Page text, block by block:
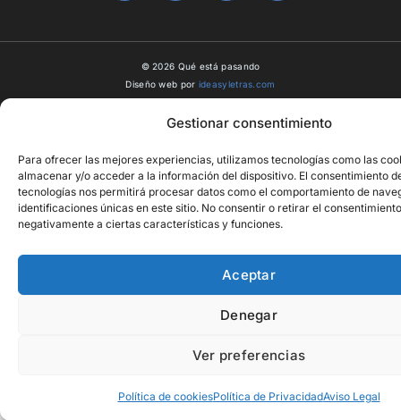
Gestionar consentimiento
Para ofrecer las mejores experiencias, utilizamos tecnologías como las
almacenar y/o acceder a la información del dispositivo. El consentimiento
tecnologías nos permitirá procesar datos como el comportamiento de
identificaciones únicas en este sitio. No consentir o retirar el
negativamente a ciertas características y funciones.
Aceptar
Denegar
Ver preferencias
Política de cookiesPolítica de PrivacidadAviso Legal
© 2026 Qué está pasando
Diseño web por ideasyletras.com